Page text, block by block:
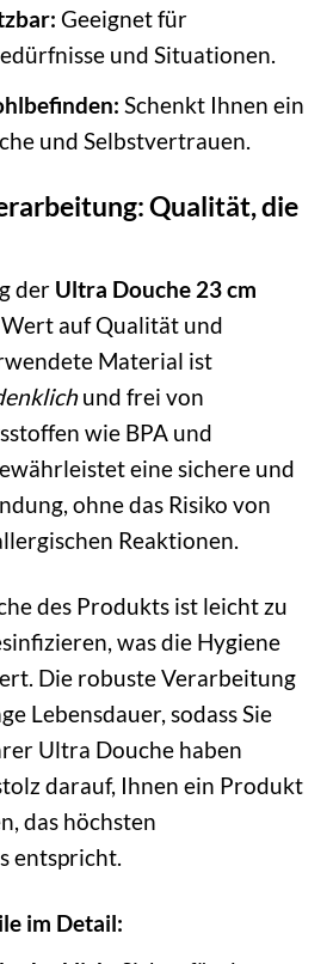
Geeignet für
und Situationen.
Schenkt Ihnen ein
und Selbstvertrauen.
Qualität, die
der Ultra Douche 23 cm
auf Qualität und
Material ist
und frei von
wie BPA und
eine sichere und
ohne das Risiko von
Reaktionen.
des Produkts ist leicht zu
was die Hygiene
Die robuste Verarbeitung
Lebensdauer, sodass Sie
Ultra Douche haben
darauf, Ihnen ein Produkt
das höchsten
entspricht.
im Detail: